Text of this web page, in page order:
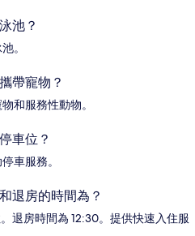
池？
。
帶寵物？
和服務性動物。
車位？
車服務。
退房的時間為？
退房時間為 12:30。提供快速入住服